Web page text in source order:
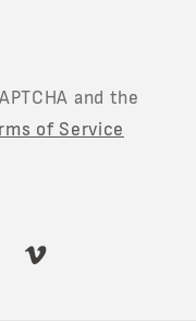
and the
of Service
Vimeo